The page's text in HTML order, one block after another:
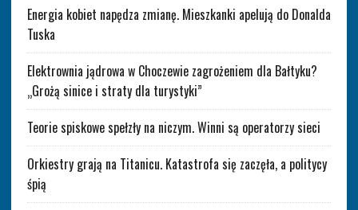
Energia kobiet napędza zmianę. Mieszkanki apelują do Donalda
Tuska
Elektrownia jądrowa w Choczewie zagrożeniem dla Bałtyku?
„Grożą sinice i straty dla turystyki”
Teorie spiskowe spełzły na niczym. Winni są operatorzy sieci
Orkiestry grają na Titanicu. Katastrofa się zaczęła, a politycy
śpią